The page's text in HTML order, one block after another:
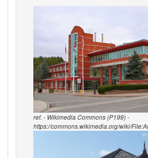
ref. - Wikimedia Commons (P199) -
https://commons.wikimedia.org/wiki/